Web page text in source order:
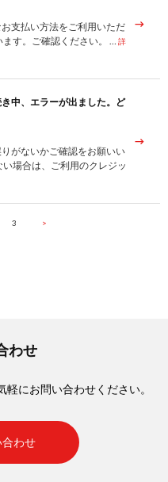
支払い方法をご利用いただ
す。ご確認ください。 …
詳
中、エラーが出ました。ど
がないかご確認をお願いい
場合は、ご利用のクレジッ
3 >
わせ
にお問い合わせください。
合わせ